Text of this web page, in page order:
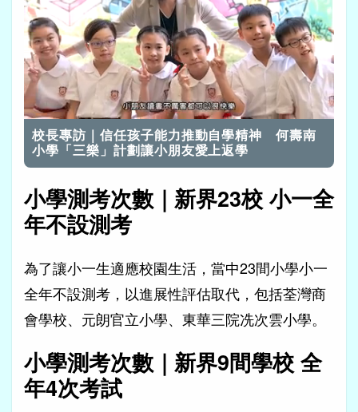
開啟音效
載
入
畢:
16.55%
校長專訪｜信任孩子能力推動自學精神 何壽南
小學「三樂」計劃讓小朋友愛上返學
小學測考次數｜新界23校 小一全
年不設測考
為了讓小一生適應校園生活，當中23間小學小一
全年不設測考，以進展性評估取代，包括荃灣商
會學校、元朗官立小學、東華三院冼次雲小學。
小學測考次數｜新界9間學校 全
年4次考試